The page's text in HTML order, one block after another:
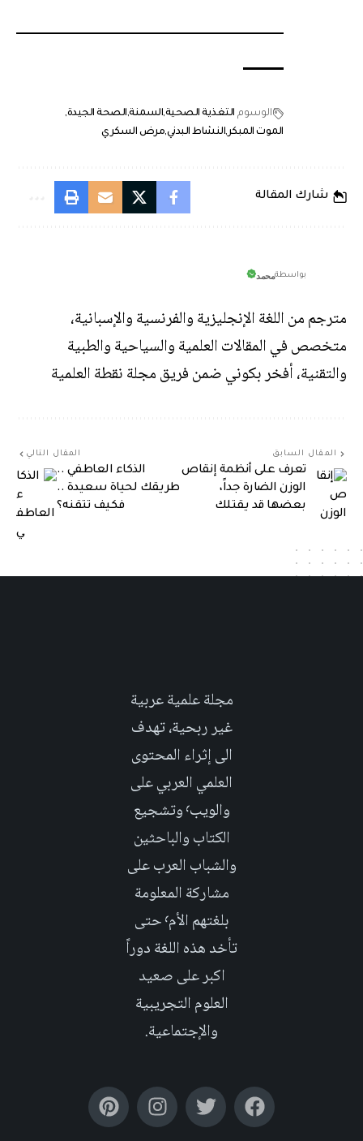
الوسوم التغذية الصحيةالسمنة الصحة الجيدة
الموت المبكر النشاط البدنيمرض السكري
شارك المقالة
بواسطةمحمد
مترجم من اللغة الإنجليزية والفرنسية والإسبانية،
متخصص في المقالات العلمية والسياحية والطبية
والتقنية، أفخر بكوني ضمن فريق مجلة نقطة العلمية
المقال السابق
تعرف على أنظمة إنقاص
الوزن الضارة جداً،
بعضها قد يقتلك
المقال التالي
الذكاء العاطفي ..
طريقك لحياة سعيدة ..
فكيف تتقنه؟
مجلة علمية عربية
غير ربحية، تهدف
الى إثراء المحتوى
العلمي العربي على
والويب٬ وتشجيع
الكتاب والباحثين
والشباب العرب على
مشاركة المعلومة
بلغتهم الأم٬ حتى
تأخد هذه اللغة دوراً
اكبر على صعيد
العلوم التجريبية
والإجتماعية.